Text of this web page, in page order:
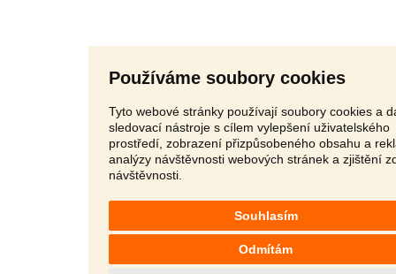
Používáme soubory cookies
Tyto webové stránky používají soubory cookies a
sledovací nástroje s cílem vylepšení uživatelského
prostředí, zobrazení přizpůsobeného obsahu a
analýzy návštěvnosti webových stránek a zjištění
návštěvnosti.
Souhlasím
Odmítám